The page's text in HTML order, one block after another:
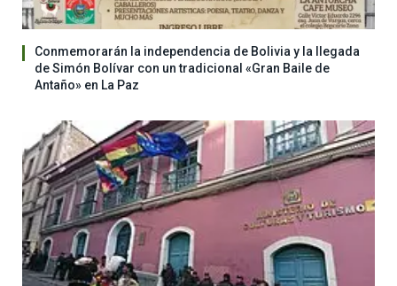
Conmemorarán la independencia de Bolivia y la llegada
de Simón Bolívar con un tradicional «Gran Baile de
Antaño» en La Paz